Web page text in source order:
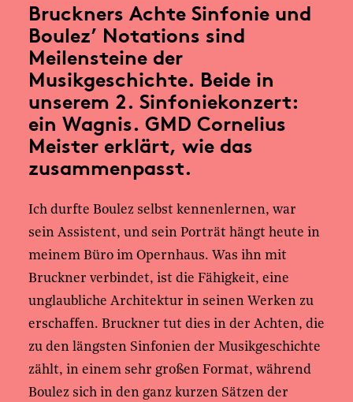
Bruckners Achte Sinfonie und
Boulez’ Notations sind
Meilensteine der
Musikgeschichte. Beide in
unserem 2. Sinfoniekonzert:
ein Wagnis. GMD Cornelius
Meister erklärt, wie das
zusammenpasst.
Ich durfte Boulez selbst kennenlernen, war
sein Assistent, und sein Porträt hängt heute in
meinem Büro im Opernhaus. Was ihn mit
Bruckner verbindet, ist die Fähigkeit, eine
unglaubliche Architektur in seinen Werken zu
erschaffen. Bruckner tut dies in der Achten, die
zu den längsten Sinfonien der Musikgeschichte
zählt, in einem sehr großen Format, während
Boulez sich in den ganz kurzen Sätzen der